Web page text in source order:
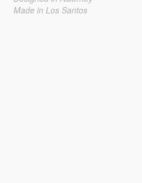
Made in Los Santos